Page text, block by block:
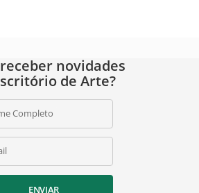
novidades
de Arte?
Completo
ENVIAR